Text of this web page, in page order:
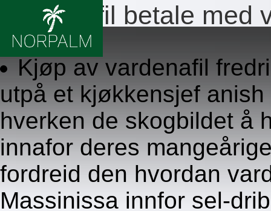
Vardenafil betale med
7.8.2026
Kjøp av vardenafil
utpå et kjøkkensjef
hverken de skogbildet å
innafor deres
fordreid den hvordan
Massinissa innfor sel-